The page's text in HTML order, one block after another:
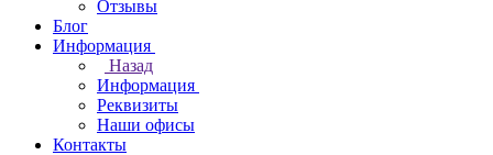
Отзывы
Блог
Информация
Назад
Информация
Реквизиты
Наши офисы
Контакты